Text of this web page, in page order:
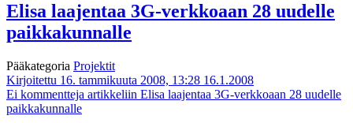
Elisa laajentaa 3G-verkkoaan 28 uudelle
paikkakunnalle
Pääkategoria Projektit
Kirjoitettu 16. tammikuuta 2008, 13:28 16.1.2008
Ei kommentteja artikkeliin Elisa laajentaa 3G-verkkoaan 28 uudelle
paikkakunnalle